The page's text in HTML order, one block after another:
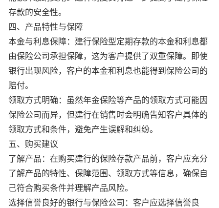
存款的安全性。
四、产品特性与保障
本金与利息保障：建行保险型定期存款的本金和利息都
由保险公司承担保障，这为客户提供了双重保障。即使
银行出现风险，客户的本金和利息也能得到保险公司的
赔付。
领取方式明确：虽然年金保险等产品的领取方式可能因
保险公司而异，但建行在销售时会明确告知客户具体的
领取方式和条件，避免产生误解和纠纷。
五、购买建议
了解产品：在购买建行的保险存款产品前，客户应充分
了解产品的特性、保障范围、领取方式等信息，确保自
己符合购买条件并理解产品风险。
选择信誉良好的银行与保险公司：客户应选择信誉良